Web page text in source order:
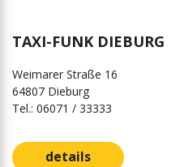
TAXI-FUNK DIEBURG
Weimarer Straße 16
64807 Dieburg
Tel.: 06071 / 33333
details